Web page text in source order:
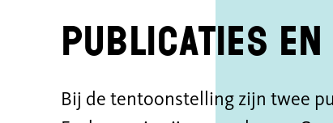
Publicaties
Bij de tentoonstelling zijn twee